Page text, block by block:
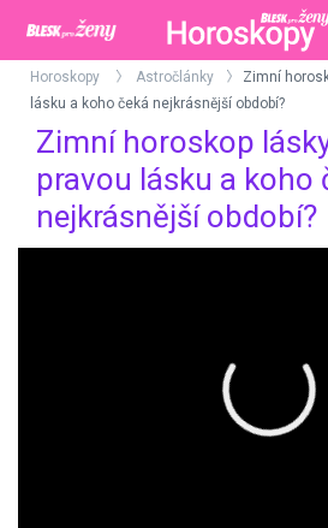
Horoskopy Astročlánky
Zimní
lásku a koho čeká nejkrásnější období?
Zimní horoskop
pravou lásku a koho
nejkrásnější období?